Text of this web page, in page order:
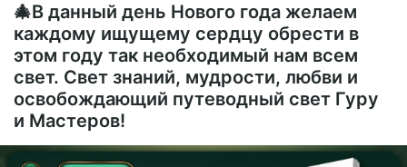
🎄В данный день Нового года желаем
каждому ищущему сердцу обрести в
этом году так необходимый нам всем
свет. Свет знаний, мудрости, любви и
освобождающий путеводный свет Гуру
и Мастеров!